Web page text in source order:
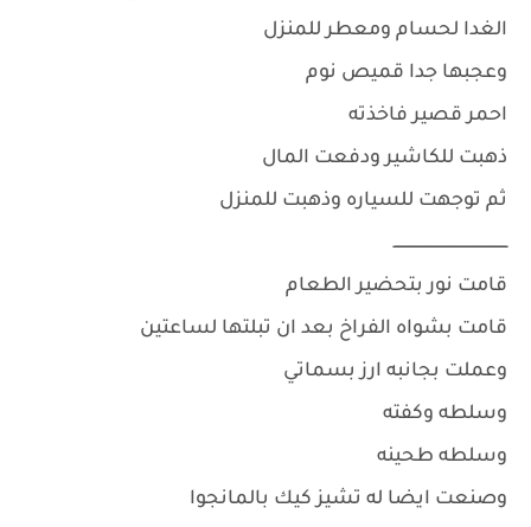
الغدا لحسام ومعطر للمنزل
وعجبها جدا قميص نوم
احمر قصير فاخذته
ذهبت للكاشير ودفعت المال
ثم توجهت للسياره وذهبت للمنزل
ــــــــــــــــــــــــــــــــــــــــــــــــ
قامت نور بتحضير الطعام
قامت بشواه الفراخ بعد ان تبلتها لساعتين
وعملت بجانبه ارز بسماتي
وسلطه وكفته
وسلطه طحينه
وصنعت ايضا له تشيز كيك بالمانجوا